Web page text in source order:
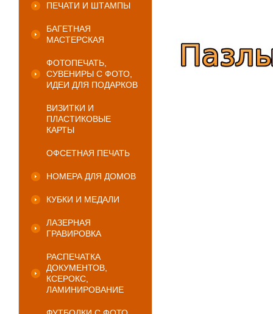
ПЕЧАТИ И ШТАМПЫ
БАГЕТНАЯ
МАСТЕРСКАЯ
ФОТОПЕЧАТЬ,
СУВЕНИРЫ С ФОТО,
ИДЕИ ДЛЯ ПОДАРКОВ
ВИЗИТКИ И
ПЛАСТИКОВЫЕ
КАРТЫ
ОФСЕТНАЯ ПЕЧАТЬ
НОМЕРА ДЛЯ ДОМОВ
КУБКИ И МЕДАЛИ
ЛАЗЕРНАЯ
ГРАВИРОВКА
РАСПЕЧАТКА
ДОКУМЕНТОВ,
КСЕРОКС,
ЛАМИНИРОВАНИЕ